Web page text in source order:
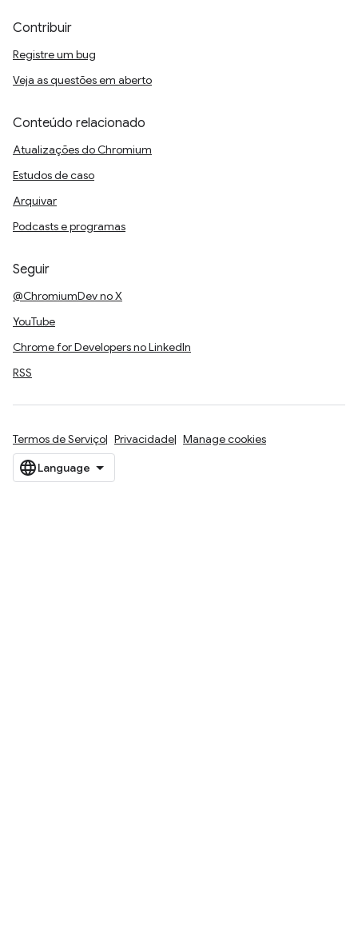
Contribuir
Registre um bug
Veja as questões em aberto
Conteúdo relacionado
Atualizações do Chromium
Estudos de caso
Arquivar
Podcasts e programas
Seguir
@ChromiumDev no X
YouTube
Chrome for Developers no LinkedIn
RSS
Termos de Serviço Privacidade Manage cookies